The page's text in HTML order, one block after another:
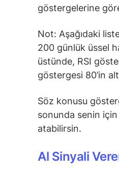
göstergelerine
Not: Aşağıdaki
200 günlük üssel
üstünde, RSI
göstergesi 80’in
Söz konusu
sonunda senin için
atabilirsin.
Al Sinyali